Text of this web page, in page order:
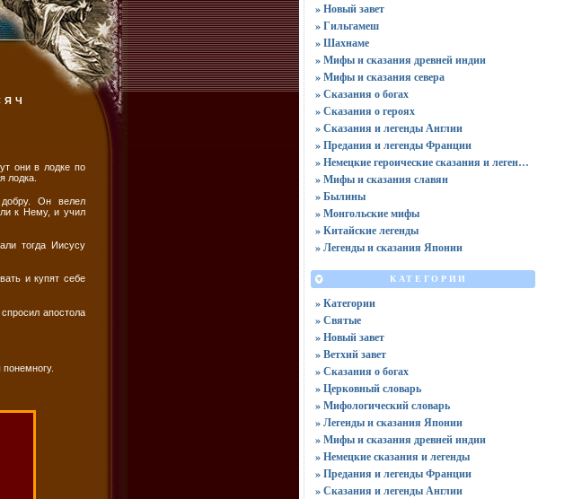
они в лодке по
лодка.
Он велел
к Нему, и учил
тогда Иисусу
и купят себе
апостола
» Новый завет
» Гильгамеш
» Шахнаме
» Мифы и сказания древней индии
» Мифы и сказания севера
» Сказания о богах
» Сказания о героях
» Сказания и легенды Англии
» Предания и легенды Франции
» Немецкие героические сказания и легенды
» Мифы и сказания славян
» Былины
» Монгольские мифы
» Китайские легенды
» Легенды и сказания Японии
КАТЕГОРИИ
» Категории
» Святые
» Новый завет
» Ветхий завет
» Сказания о богах
» Церковный словарь
» Мифологический словарь
» Легенды и сказания Японии
» Мифы и сказания древней индии
» Немецкие сказания и легенды
» Предания и легенды Франции
» Сказания и легенды Англии